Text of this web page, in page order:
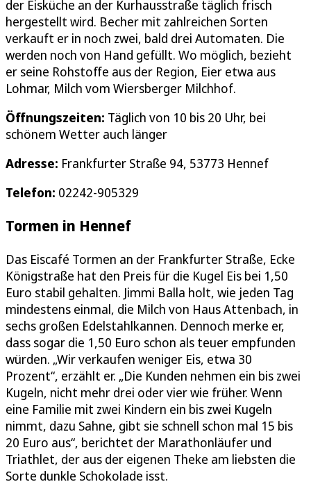
der Eisküche an der Kurhausstraße täglich frisch
hergestellt wird. Becher mit zahlreichen Sorten
verkauft er in noch zwei, bald drei Automaten. Die
werden noch von Hand gefüllt. Wo möglich, bezieht
er seine Rohstoffe aus der Region, Eier etwa aus
Lohmar, Milch vom Wiersberger Milchhof.
Öffnungszeiten: Täglich von 10 bis 20 Uhr, bei
schönem Wetter auch länger
Adresse: Frankfurter Straße 94, 53773 Hennef
Telefon: 02242-905329
Tormen in Hennef
Das Eiscafé Tormen an der Frankfurter Straße, Ecke
Königstraße hat den Preis für die Kugel Eis bei 1,50
Euro stabil gehalten. Jimmi Balla holt, wie jeden Tag
mindestens einmal, die Milch von Haus Attenbach, in
sechs großen Edelstahlkannen. Dennoch merke er,
dass sogar die 1,50 Euro schon als teuer empfunden
würden. „Wir verkaufen weniger Eis, etwa 30
Prozent“, erzählt er. „Die Kunden nehmen ein bis zwei
Kugeln, nicht mehr drei oder vier wie früher. Wenn
eine Familie mit zwei Kindern ein bis zwei Kugeln
nimmt, dazu Sahne, gibt sie schnell schon mal 15 bis
20 Euro aus“, berichtet der Marathonläufer und
Triathlet, der aus der eigenen Theke am liebsten die
Sorte dunkle Schokolade isst.